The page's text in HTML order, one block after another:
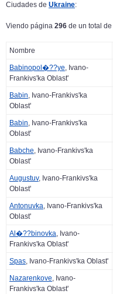
Ciudades de Ukraine:
Viendo página 296 de un total de
Nombre
Babinopol�??ye, Ivano-
Frankivs'ka Oblast'
Babin, Ivano-Frankivs'ka
Oblast'
Babin, Ivano-Frankivs'ka
Oblast'
Babche, Ivano-Frankivs'ka
Oblast'
Augustuv, Ivano-Frankivs'ka
Oblast'
Antonuvka, Ivano-Frankivs'ka
Oblast'
Al�??binovka, Ivano-
Frankivs'ka Oblast'
Spas, Ivano-Frankivs'ka Oblast'
Nazarenkove, Ivano-
Frankivs'ka Oblast'